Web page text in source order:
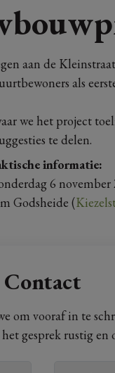
aan de
als
we het project
te delen.
informatie:
6 november
Godsheide (
Contact
om vooraf in te
gesprek rustig